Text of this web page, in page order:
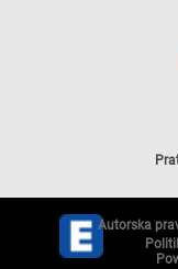
Autorska